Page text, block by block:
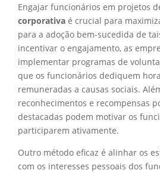
Engajar funcionários em projetos
corporativa é crucial para
para a adoção bem-sucedida de
incentivar o engajamento, as
implementar programas de
que os funcionários dediquem
remuneradas a causas sociais.
reconhecimentos e recompensas
destacadas podem motivar os
participarem ativamente.
Outro método eficaz é alinhar os
com os interesses pessoais dos